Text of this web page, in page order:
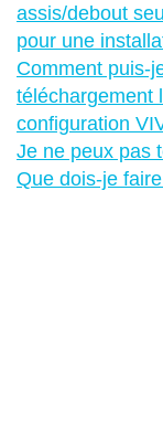
assis/debout
pour une
Comment puis-
téléchargement
configuration
Je ne peux pas
Que dois-je